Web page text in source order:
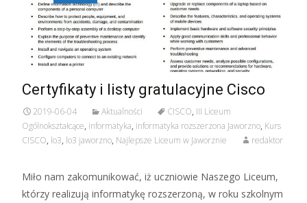
Certyfikaty i listy gratulacyjne Cisco
2019-06-04 Aktualności CISCO, III Liceum
Ogólnokształcące, informatyka, informatyka rozszerzona Jaworzno, Kurs
CISCO, lo3, lo3 jaworzno, Najlepsze Liceum w Jaworznie redaktor
Miło nam zakomunikować, iż uczniowie Naszego Liceum,
którzy realizują informatykę rozszerzoną, w roku szkolnym